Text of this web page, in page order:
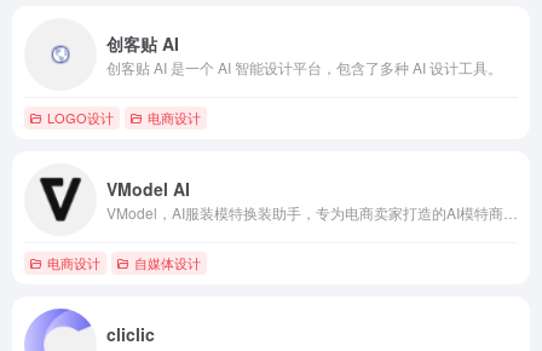
创客贴 AI
创客贴 AI 是一个 AI 智能设计平台，包含了多种 AI 设计工具。
LOGO设计 电商设计
VModel AI
电商设计 自媒体设计
cliclic